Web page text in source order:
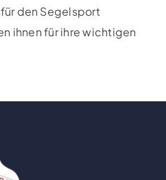
den Segelsport
ihnen für ihre wichtigen